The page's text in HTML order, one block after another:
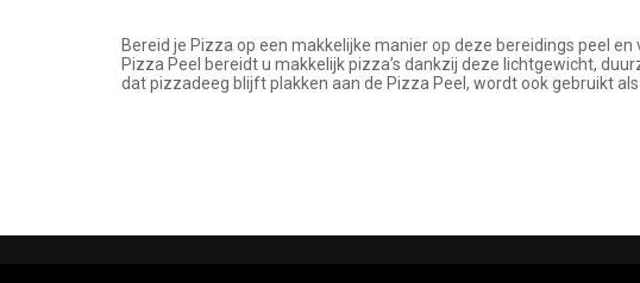
Bereid je Pizza op een makkelijke manier op deze bereidings peel
Pizza Peel bereidt u makkelijk pizza’s dankzij deze lichtgewicht,
dat pizzadeeg blijft plakken aan de Pizza Peel, wordt ook gebruikt